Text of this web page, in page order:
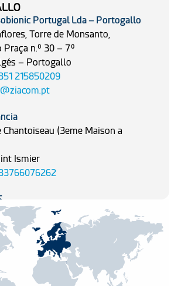
Portugal Lda – Portogallo
Torre de Monsanto,
Praça n.º 30 – 7º
– Portogallo
215850209
Chantoiseau (3eme Maison a
Ismier
14 , 35010 Vigonza (PD)
O.O.
81-061 Gdynia
58 660 44 88